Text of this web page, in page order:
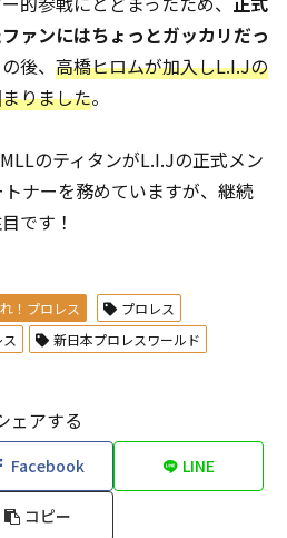
ァンにはちょっとガッカリだっ
後、 高橋ヒロムが加入しL.I.Jの
りました。
のティタンがL.I.Jの正式メン
ナーを務めていますが、継続
です！
！プロレス
プロレス
新日本プロレスワールド
ェアする
Facebook LINE
コピー